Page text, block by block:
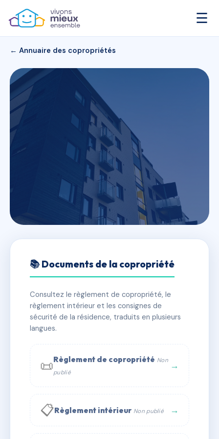
☰
← Annuaire des copropriétés
CHALETS DE NAPREMONT
VANOISE
⚠ IMMATRICULEE_RATTACHEMENT_EXPIRE
🏠 30 lots
📞 Contacter Syndic Digital 💬 WhatsApp
✉ Email
📚 Documents de la copropriété
Consultez le règlement de copropriété, le
règlement intérieur et les consignes de
sécurité de la résidence, traduits en plusieurs
langues.
📜Règlement de copropriété Non
publié
→
📋Règlement intérieur Non publié →